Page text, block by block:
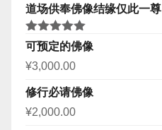
道场供奉佛像结缘仅此一尊
评分5.00
&sol; 5
可预定的佛像
¥3,000.00
修行必请佛像
¥2,000.00